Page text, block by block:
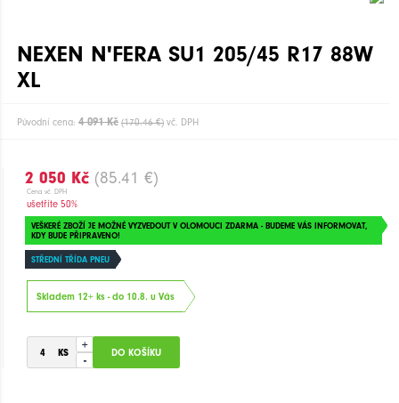
NEXEN N'FERA SU1 205/45 R17 88W
XL
Původní cena: 4 091 Kč (170.46 €) vč. DPH
2 050 Kč (85.41 €)
Cena vč. DPH
ušetříte 50%
VEŠKERÉ ZBOŽÍ JE MOŽNÉ VYZVEDOUT V OLOMOUCI ZDARMA - BUDEME VÁS INFORMOVAT,
KDY BUDE PŘIPRAVENO!
STŘEDNÍ TŘÍDA PNEU
Skladem 12+ ks - do 10.8. u Vás
+
-